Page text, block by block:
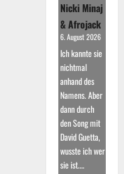
Nicki Minaj
& Afrojack
6. August 2026
Ich kannte sie
nichtmal
anhand des
Namens. Aber
dann durch
den Song mit
David Guetta,
wusste ich wer
sie ist.…